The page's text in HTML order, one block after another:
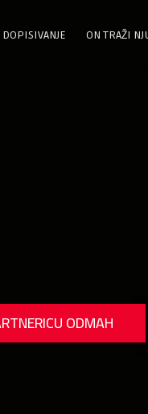
DOPISIVANJE ON TRAŽI
ODMAH